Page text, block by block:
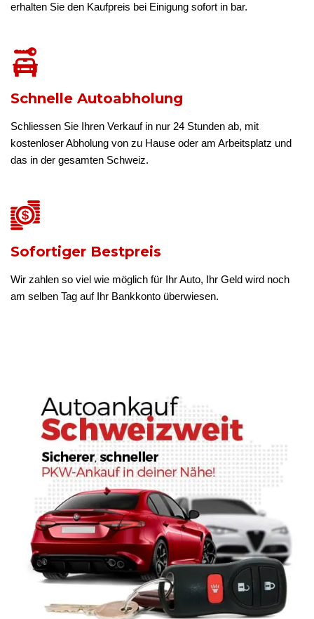
erhalten Sie den Kaufpreis bei Einigung sofort in bar.
Schnelle Autoabholung
Schliessen Sie Ihren Verkauf in nur 24 Stunden ab, mit
kostenloser Abholung von zu Hause oder am Arbeitsplatz und
das in der gesamten Schweiz.
Sofortiger Bestpreis
Wir zahlen so viel wie möglich für Ihr Auto, Ihr Geld wird noch
am selben Tag auf Ihr Bankkonto überwiesen.